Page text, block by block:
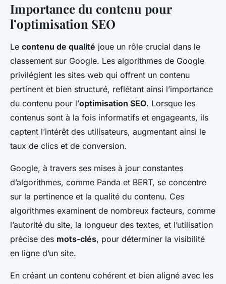
Le rôle du contenu dans
l'optimisation Google
Laura•20 mars 2025•5 min de lecture
Importance du contenu pour
l’optimisation SEO
Le contenu de qualité joue un rôle crucial dans le
classement sur Google. Les algorithmes de Google
privilégient les sites web qui offrent un contenu
pertinent et bien structuré, reflétant ainsi l’importance
du contenu pour l’optimisation SEO. Lorsque les
contenus sont à la fois informatifs et engageants, ils
captent l’intérêt des utilisateurs, augmentant ainsi le
taux de clics et de conversion.
Google, à travers ses mises à jour constantes
d’algorithmes, comme Panda et BERT, se concentre
sur la pertinence et la qualité du contenu. Ces
algorithmes examinent de nombreux facteurs, comme
l’autorité du site, la longueur des textes, et l’utilisation
précise des mots-clés, pour déterminer la visibilité
en ligne d’un site.
En créant un contenu cohérent et bien aligné avec les